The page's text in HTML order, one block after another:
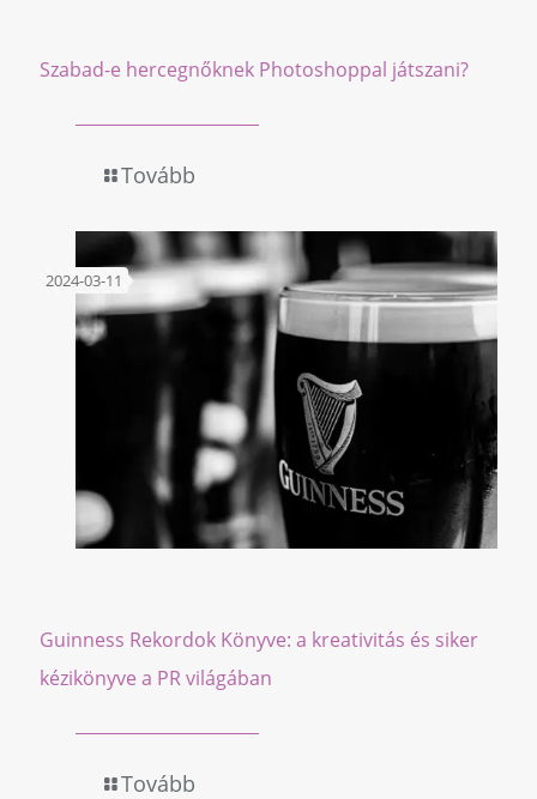
Szabad-e hercegnőknek Photoshoppal játszani?
Tovább
2024-03-11
Guinness Rekordok Könyve: a kreativitás és siker
kézikönyve a PR világában
Tovább